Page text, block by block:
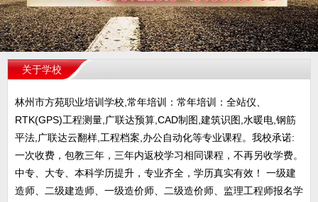
关于学校
林州市方苑职业培训学校,常年培训：常年培训：全站仪、
RTK(GPS)工程测量,广联达预算,CAD制图,建筑识图,水暖电,钢筋
平法,广联达云翻样,工程档案,办公自动化等专业课程。我校承诺:
一次收费，包教三年，三年内返校学习相同课程，不再另收学费。
中专、大专、本科学历提升，专业齐全，学历真实有效！ 一级建
造师、二级建造师、一级造价师、二级造价师、监理工程师报名学